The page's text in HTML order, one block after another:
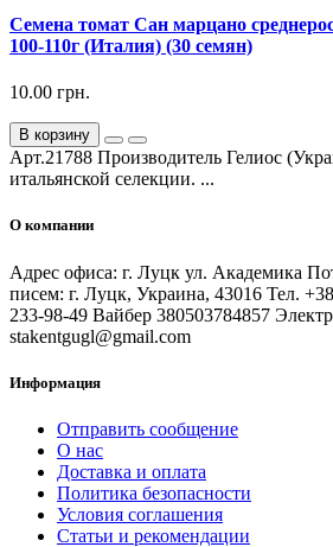
Семена томат Сан марцано
100-110г (Италия) (30 семян)
10.00 грн.
В корзину
Арт.21788 Производитель Гелиос
итальянской селекции. ...
О компании
Адрес офиса: г. Луцк ул. Академика
писем: г. Луцк, Украина, 43016 Тел.
233-98-49 Вайбер 380503784857
stakentgugl@gmail.com
Информация
Отправить сообщение
О нас
Доставка и оплата
Политика безопасности
Условия соглашения
Статьи и рекомендации